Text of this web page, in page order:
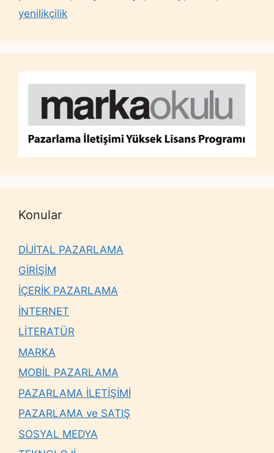
yenilikçilik
Konular
DİJİTAL PAZARLAMA
GİRİŞİM
İÇERİK PAZARLAMA
İNTERNET
LİTERATÜR
MARKA
MOBİL PAZARLAMA
PAZARLAMA İLETİŞİMİ
PAZARLAMA ve SATIŞ
SOSYAL MEDYA